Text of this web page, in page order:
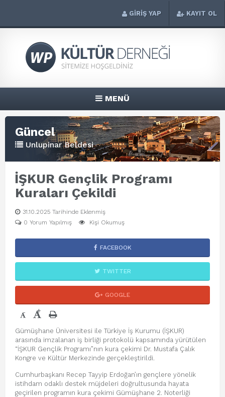
GİRİŞ YAP KAYIT OL
MENÜ
Güncel
Unlupinar Beldesi
İŞKUR Gençlik Programı
Kuraları Çekildi
31.10.2025 Tarihinde Eklenmiş
0 Yorum Yapılmış
Kişi Okumuş
FACEBOOK
TWITTER
GOOGLE
- +
Gümüşhane Üniversitesi ile Türkiye İş Kurumu (İŞKUR)
arasında imzalanan iş birliği protokolü kapsamında yürütülen
“İŞKUR Gençlik Programı”nın kura çekimi Dr. Mustafa Çalık
Kongre ve Kültür Merkezinde gerçekleştirildi.
Cumhurbaşkanı Recep Tayyip Erdoğan’ın gençlere yönelik
istihdam odaklı destek müjdeleri doğrultusunda hayata
geçirilen programın kura çekimi Gümüşhane 2. Noterliği